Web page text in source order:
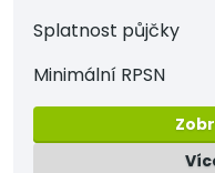
Splatnost půjčky
Minimální RPSN